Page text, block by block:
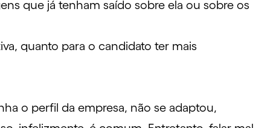
que já tenham saído sobre ela ou sobre os
quanto para o candidato ter mais
o perfil da empresa, não se adaptou,